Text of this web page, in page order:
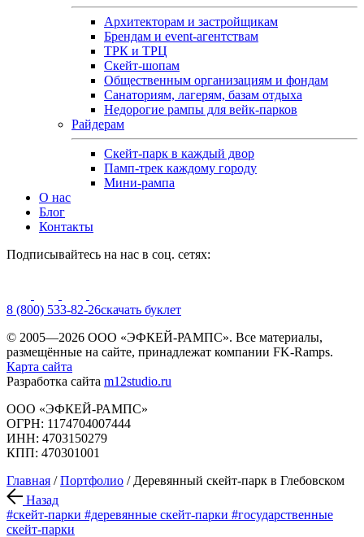
Архитекторам и застройщикам
Брендам и event-агентствам
ТРК и ТРЦ
Скейт-шопам
Общественным организациям и фондам
Санаториям, лагерям, базам отдыха
Недорогие рампы для вейк-парков
Райдерам
Скейт-парк в каждый двор
Памп-трек каждому городу
Мини-рампа
О нас
Блог
Контакты
Подписывайтесь на нас в соц. сетях:
8 (800) 533-82-26cкачать буклет
© 2005—2026 ООО «ЭФКЕЙ-РАМПС». Все материалы,
размещённые на сайте, принадлежат компании FK-Ramps.
Карта сайта
Разработка сайта m12studio.ru
ООО «ЭФКЕЙ-РАМПС»
ОГРН: 1174704007444
ИНН: 4703150279
КПП: 470301001
Главная /Портфолио / Деревянный скейт-парк в Глебовском
Назад
#скейт-парки #деревянные скейт-парки #государственные
скейт-парки